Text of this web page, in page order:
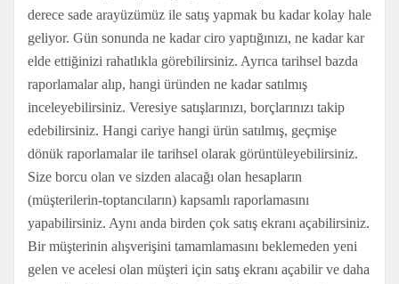
derece sade arayüzümüz ile satış yapmak bu kadar kolay hale
geliyor. Gün sonunda ne kadar ciro yaptığınızı, ne kadar kar
elde ettiğinizi rahatlıkla görebilirsiniz. Ayrıca tarihsel bazda
raporlamalar alıp, hangi üründen ne kadar satılmış
inceleyebilirsiniz. Veresiye satışlarınızı, borçlarınızı takip
edebilirsiniz. Hangi cariye hangi ürün satılmış, geçmişe
dönük raporlamalar ile tarihsel olarak görüntüleyebilirsiniz.
Size borcu olan ve sizden alacağı olan hesapların
(müşterilerin-toptancıların) kapsamlı raporlamasını
yapabilirsiniz. Aynı anda birden çok satış ekranı açabilirsiniz.
Bir müşterinin alışverişini tamamlamasını beklemeden yeni
gelen ve acelesi olan müşteri için satış ekranı açabilir ve daha